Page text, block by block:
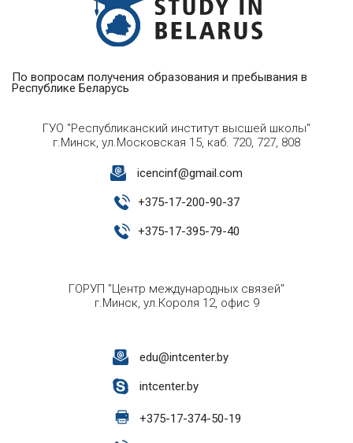
По вопросам получения образования и пребывания в
Республике Беларусь
ГУО "Республиканский институт высшей школы"
г.Минск, ул.Московская 15, каб. 720, 727, 808
icencinf@gmail.com
+375-17-200-90-37
+375-17-395-79-40
ГОРУП "Центр международных связей"
г.Минск, ул.Короля 12, офис 9
edu@intcenter.by
intcenter.by
+375-17-374-50-19